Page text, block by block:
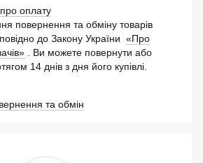
оплату
повернення та обміну товарів
до Закону України «Про
. Ви можете повернути або
14 днів з дня його купівлі.
та обмін